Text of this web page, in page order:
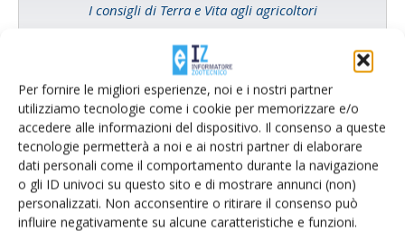
Per fornire le migliori esperienze, noi e i nostri partner
utilizziamo tecnologie come i cookie per memorizzare e/o
accedere alle informazioni del dispositivo. Il consenso a queste
tecnologie permetterà a noi e ai nostri partner di elaborare
dati personali come il comportamento durante la navigazione
o gli ID univoci su questo sito e di mostrare annunci (non)
personalizzati. Non acconsentire o ritirare il consenso può
influire negativamente su alcune caratteristiche e funzioni.
I consigli di Terra e Vita agli agricoltori
Cerca adesso